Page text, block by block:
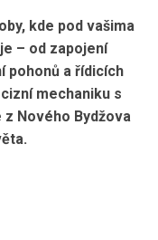
kde pod vašima
– od zapojení
pohonů a řídicích
mechaniku s
Nového Bydžova